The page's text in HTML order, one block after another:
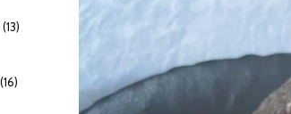
1313
1616